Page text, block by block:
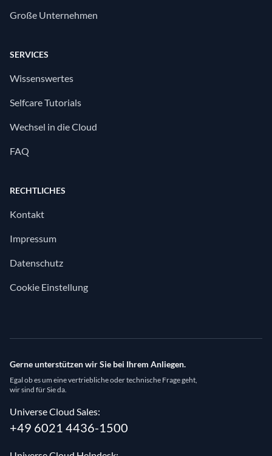
Große Unternehmen
SERVICES
Wissenswertes
Selfcare Tutorials
Wechsel in die Cloud
FAQ
RECHTLICHES
Kontakt
Impressum
Datenschutz
Cookie Einstellung
Gerne unterstützen wir Sie bei Ihrem Anliegen.
Egal ob es um eine vertriebliche oder technische Frage geht,
wir sind für Sie da.
Universe Cloud Sales:
+49 6021 4436-1500